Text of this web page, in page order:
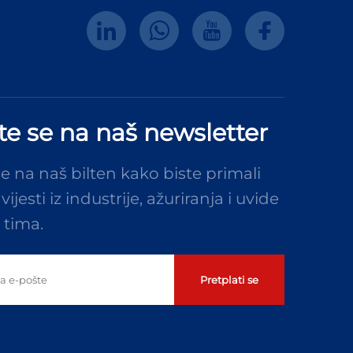
se na naš newsletter
na naš bilten kako biste primali
iz industrije, ažuriranja i uvide
tima.
Pretplati se